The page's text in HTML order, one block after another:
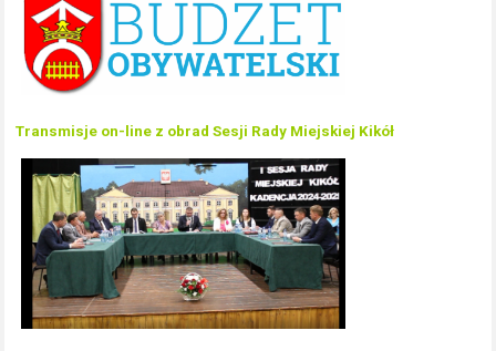
Transmisje on-line z obrad Sesji Rady Miejskiej Kikół